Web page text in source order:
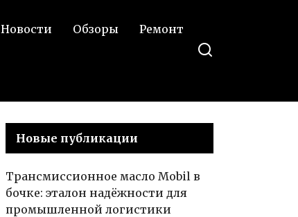
Новости Обзоры Ремонт
Новые публикации
Трансмиссионное масло Mobil в
бочке: эталон надёжности для
промышленной логистики